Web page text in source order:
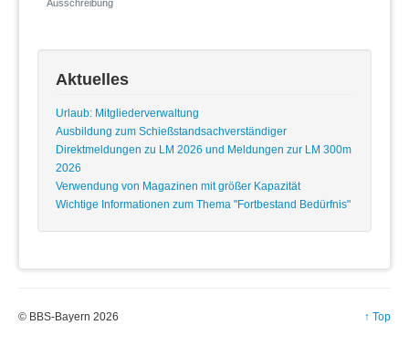
Ausschreibung
Aktuelles
Urlaub: Mitgliederverwaltung
Ausbildung zum Schießstandsachverständiger
Direktmeldungen zu LM 2026 und Meldungen zur LM 300m
2026
Verwendung von Magazinen mit größer Kapazität
Wichtige Informationen zum Thema "Fortbestand Bedürfnis"
↑ Top
© BBS-Bayern 2026